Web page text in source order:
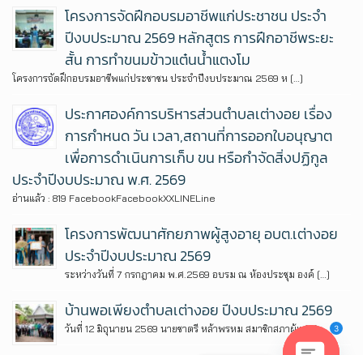
โครงการจัดฝึกอบรมอาชีพแก่ประชาชน ประจำ
ปีงบประมาณ 2569 หลักสูตร การฝึกอาชีพระยะ
สั้น การทำขนมข้าวแต๋นน้ำแตงโม
โครงการจัดฝึกอบรมอาชีพแก่ประชาชน ประจำปีงบประมาณ 2569 ห […]
ประกาศองค์การบริหารส่วนตำบลเต่างอย เรื่อง
การกำหนด วัน เวลา,สถานที่การออกใบอนุญาต
เพื่อการดำเนินการเก็บ ขน หรือกำจัดสิ่งปฏิกูล
ประจำปีงบประมาณ พ.ศ. 2569
อ่านแล้ว : 819 FacebookFacebookXXLINELine
โครงการพัฒนาศักยภาพผู้สูงอายุ อบต.เต่างอย
ประจำปีงบประมาณ 2569
ระหว่างวันที่ 7 กรกฎาคม พ.ศ.2569 อบรม ณ ห้องประชุม องค์ […]
บ้านพอเพียงตำบลเต่างอย ปีงบประมาณ 2569
วันที่ 12 มิถุนายน 2569 นายชาตรี หล้าพรหม สมาชิกสภาผู้แ […] 3